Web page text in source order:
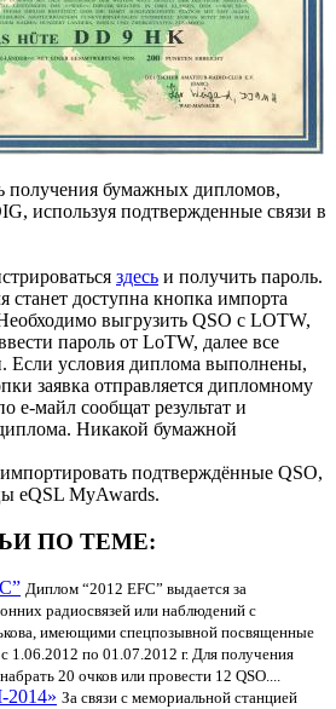
получения бумажных дипломов,
используя подтвержденные связи в
здесь и получить пароль.
станет доступна кнопка импорта
выгрузить QSO с LOTW,
пароль от LoTW, далее все
Если условия диплома выполнены,
заявка отправляется дипломному
е-майл сообщат результат и
Никакой бумажной
подтверждённые QSO,
eQSL MyAwards.
ПО ТЕМЕ:
Диплом “2012 EFC” выдается за
радиосвязей или наблюдений с
имеющими спецпозывной посвященные
1.06.2012 по 01.07.2012 г. Для получения
20 очков или провести 12 QSO....
За связи с мемориальной станцией